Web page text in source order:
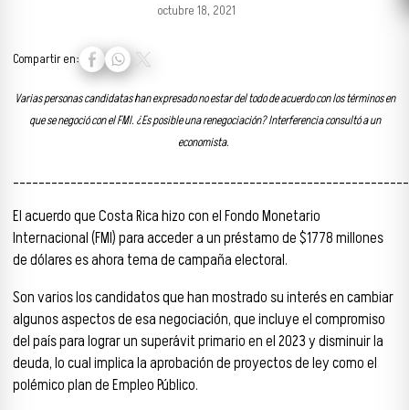
octubre 18, 2021
Compartir en:
Varias personas candidatas han expresado no estar del todo de acuerdo con los términos en
que se negoció con el FMI. ¿Es posible una renegociación? Interferencia consultó a un
economista.
El acuerdo que Costa Rica hizo con el Fondo Monetario
Internacional (FMI) para acceder a un préstamo de $1778 millones
de dólares es ahora tema de campaña electoral.
Son varios los candidatos que han mostrado su interés en cambiar
algunos aspectos de esa negociación, que incluye el compromiso
del país para lograr un superávit primario en el 2023 y disminuir la
deuda, lo cual implica la aprobación de proyectos de ley como el
polémico plan de Empleo Público.